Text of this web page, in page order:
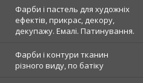
Фарби і пастель для художніх
ефектів, прикрас, декору,
декупажу. Емалі. Патинування.
Фарби і контури тканин
різного виду, по батіку